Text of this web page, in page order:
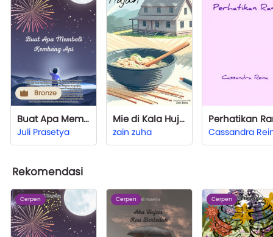
Bronze
Buat Apa Membeli Kembang Api?
Juli Prasetya
Mie di Kala Hujan
zain zuha
Perhatikan
Cassandra
Rekomendasi
Cerpen Cerpen Cerpen